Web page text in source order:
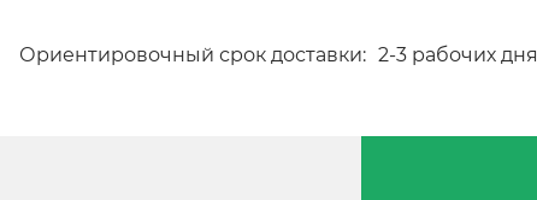
Ориентировочный срок доставки: 2-3 рабочих дня